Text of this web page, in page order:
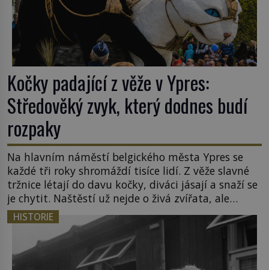
Kočky padající z věže v Ypres:
Středověký zvyk, který dodnes budí
rozpaky
Na hlavním náměstí belgického města Ypres se
každé tři roky shromáždí tisíce lidí. Z věže slavné
tržnice létají do davu kočky, diváci jásají a snaží se
je chytit. Naštěstí už nejde o živá zvířata, ale
jenom o plyšové suvenýry. Kdysi to ale bylo jinak.
Tato veselá podívaná připomíná jeden z
nejpodivnějších a zároveň nejkrutějších zvyků […]
HISTORIE